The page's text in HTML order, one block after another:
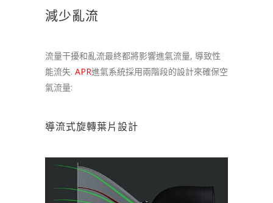
減少亂流
流量干擾和亂流最終都將影響進氣流量, 導致性
能流失. APR進氣系統採用兩階段的設計來確保空
氣流量:
導流式旋轉葉片設計